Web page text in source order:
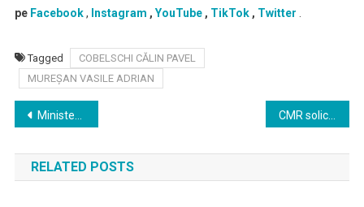
pe Facebook, Instagram , YouTube, TikTok, Twitter
Tagged
COBELSCHI CĂLIN PAVEL
MUREȘAN VASILE ADRIAN
Navigare
în
articole
Ministerul Sănătății își respectă angajamentul de a creşte accesul pacienţilor la medicamente noi prin includerea în lista de medicamente gratuite și compensate a 8 molecule inovative
RELATED POSTS